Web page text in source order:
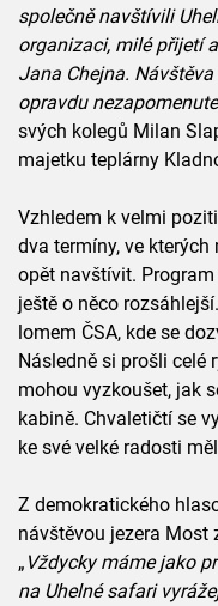
společně navštívili
organizaci, milé přijetí
Jana Chejna.
opravdu
svých kolegů Milan
majetku teplárny
Vzhledem k velmi
dva termíny, ve
opět navštívit.
ještě o něco
lomem ČSA, kde se
Následně si prošli celé
mohou vyzkoušet, jak
kabině. Chvaletičtí se
ke své velké radosti
Z demokratického
návštěvou jezera Most
„ Vždycky máme jako
na Uhelné safari